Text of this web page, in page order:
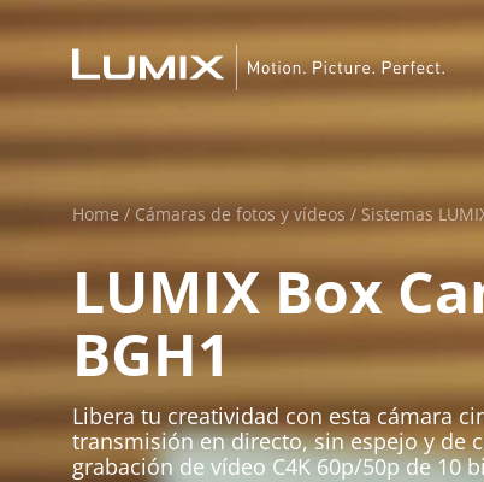
Home / Cámaras de fotos y vídeos / Sistemas
LUMIX Box
BGH1
Libera tu creatividad con esta cámara
transmisión en directo, sin espejo y de
grabación de vídeo C4K 60p/50p de 10